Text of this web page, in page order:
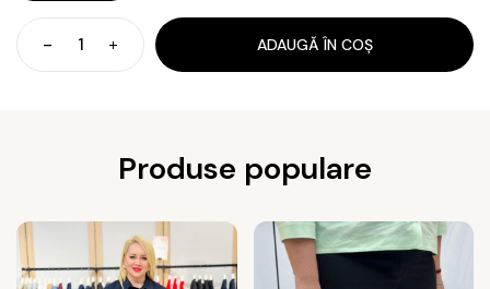
Cantitate
Bermude
ADAUGĂ ÎN COȘ
Produse populare